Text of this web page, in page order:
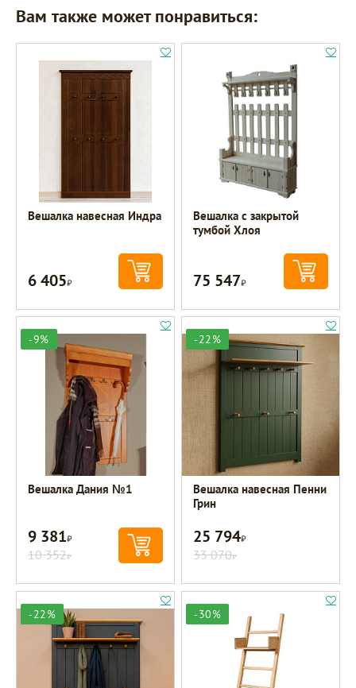
Вам также может понравиться:
Вешалка навесная Индра
6 405Р
Вешалка с закрытой
тумбой Хлоя
75 547Р
-9%
Вешалка Дания №1
9 381Р
10 352Р
-22%
Вешалка навесная Пенни
Грин
25 794Р
33 070Р
-22% -30%